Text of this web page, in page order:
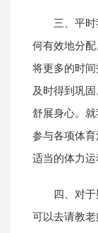
三、平
何有效地分
将更多的时
及时得到巩
舒展身心。
参与各项体育
适当的体力运
四、对
可以去请教